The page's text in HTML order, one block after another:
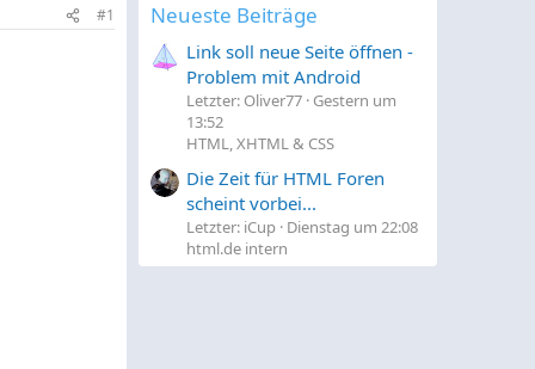
#1 Neueste Beiträge
Link soll neue Seite öffnen -
Problem mit Android
Letzter: Oliver77 Gestern um
13:52
HTML, XHTML & CSS
Die Zeit für HTML Foren
scheint vorbei...
Letzter: iCup Dienstag um 22:08
html.de intern